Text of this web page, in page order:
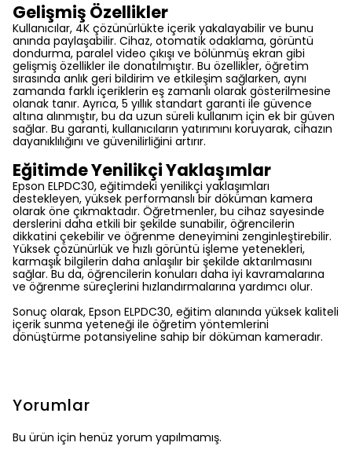
Gelişmiş Özellikler
Kullanıcılar, 4K çözünürlükte içerik yakalayabilir ve bunu
anında paylaşabilir. Cihaz, otomatik odaklama, görüntü
dondurma, paralel video çıkışı ve bölünmüş ekran gibi
gelişmiş özellikler ile donatılmıştır. Bu özellikler, öğretim
sırasında anlık geri bildirim ve etkileşim sağlarken, aynı
zamanda farklı içeriklerin eş zamanlı olarak gösterilmesine
olanak tanır. Ayrıca, 5 yıllık standart garanti ile güvence
altına alınmıştır, bu da uzun süreli kullanım için ek bir güven
sağlar. Bu garanti, kullanıcıların yatırımını koruyarak, cihazın
dayanıklılığını ve güvenilirliğini artırır.
Eğitimde Yenilikçi Yaklaşımlar
Epson ELPDC30, eğitimdeki yenilikçi yaklaşımları
destekleyen, yüksek performanslı bir döküman kamera
olarak öne çıkmaktadır. Öğretmenler, bu cihaz sayesinde
derslerini daha etkili bir şekilde sunabilir, öğrencilerin
dikkatini çekebilir ve öğrenme deneyimini zenginleştirebilir.
Yüksek çözünürlük ve hızlı görüntü işleme yetenekleri,
karmaşık bilgilerin daha anlaşılır bir şekilde aktarılmasını
sağlar. Bu da, öğrencilerin konuları daha iyi kavramalarına
ve öğrenme süreçlerini hızlandırmalarına yardımcı olur.
Sonuç olarak, Epson ELPDC30, eğitim alanında yüksek kaliteli
içerik sunma yeteneği ile öğretim yöntemlerini
dönüştürme potansiyeline sahip bir döküman kameradır.
Yorumlar
Bu ürün için henüz yorum yapılmamış.